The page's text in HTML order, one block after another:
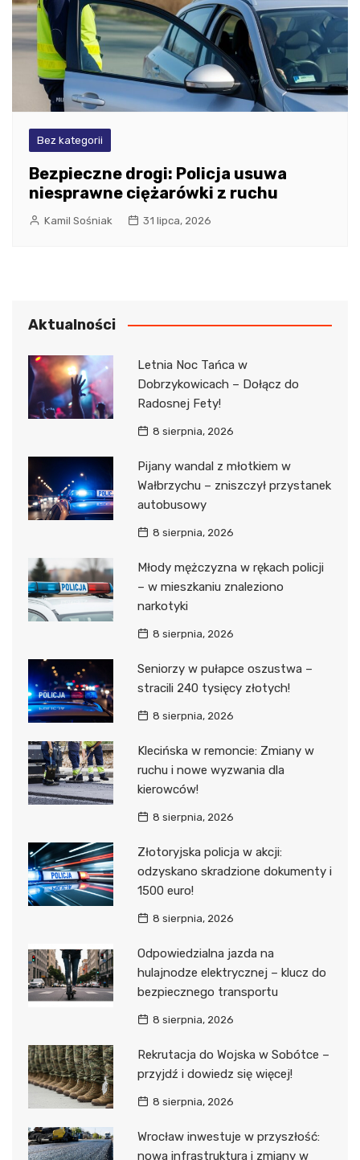
Bez kategorii
Bezpieczne drogi: Policja usuwa
niesprawne ciężarówki z ruchu
Kamil Sośniak 31 lipca, 2026
Aktualności
Letnia Noc Tańca w
Dobrzykowicach – Dołącz do
Radosnej Fety!
8 sierpnia, 2026
Pijany wandal z młotkiem w
Wałbrzychu – zniszczył przystanek
autobusowy
8 sierpnia, 2026
Młody mężczyzna w rękach policji
– w mieszkaniu znaleziono
narkotyki
8 sierpnia, 2026
Seniorzy w pułapce oszustwa –
stracili 240 tysięcy złotych!
8 sierpnia, 2026
Klecińska w remoncie: Zmiany w
ruchu i nowe wyzwania dla
kierowców!
8 sierpnia, 2026
Złotoryjska policja w akcji:
odzyskano skradzione dokumenty i
1500 euro!
8 sierpnia, 2026
Odpowiedzialna jazda na
hulajnodze elektrycznej – klucz do
bezpiecznego transportu
8 sierpnia, 2026
Rekrutacja do Wojska w Sobótce –
przyjdź i dowiedz się więcej!
8 sierpnia, 2026
Wrocław inwestuje w przyszłość:
nowa infrastruktura i zmiany w